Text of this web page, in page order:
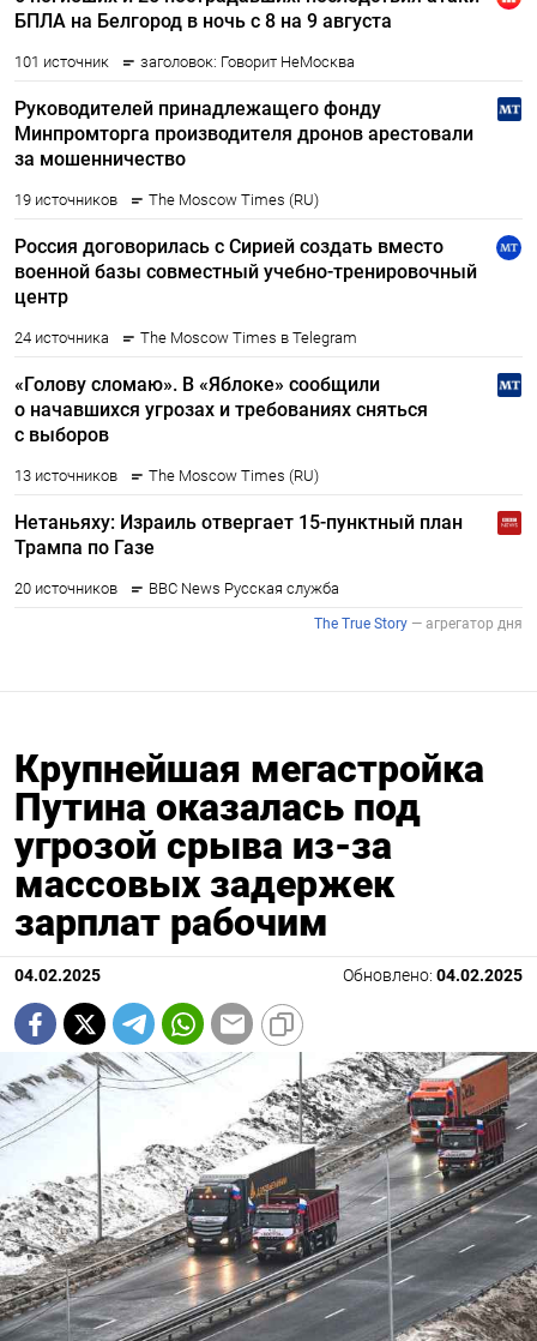
Крупнейшая мегастройка
Путина оказалась под
угрозой срыва из-за
массовых задержек
зарплат рабочим
04.02.2025 Обновлено: 04.02.2025